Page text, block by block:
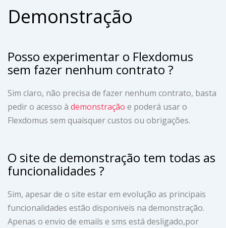
Demonstração
Posso experimentar o Flexdomus
sem fazer nenhum contrato ?
Sim claro, não precisa de fazer nenhum contrato, basta
pedir o acesso à demonstração e poderá usar o
Flexdomus sem quaisquer custos ou obrigações.
O site de demonstração tem todas as
funcionalidades ?
Sim, apesar de o site estar em evolução as principais
funcionalidades estão disponiveis na demonstração.
Apenas o envio de emails e sms está desligado,por